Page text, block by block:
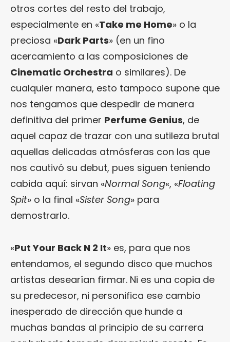
otros cortes del resto del trabajo,
especialmente en «Take me Home» o la
preciosa «Dark Parts» (en un fino
acercamiento a las composiciones de
Cinematic Orchestra o similares). De
cualquier manera, esto tampoco supone que
nos tengamos que despedir de manera
definitiva del primer Perfume Genius, de
aquel capaz de trazar con una sutileza brutal
aquellas delicadas atmósferas con las que
nos cautivó su debut, pues siguen teniendo
cabida aquí: sirvan «Normal Song«, «Floating
Spit» o la final «Sister Song» para
demostrarlo.
«Put Your Back N 2 It» es, para que nos
entendamos, el segundo disco que muchos
artistas desearían firmar. Ni es una copia de
su predecesor, ni personifica ese cambio
inesperado de dirección que hunde a
muchas bandas al principio de su carrera